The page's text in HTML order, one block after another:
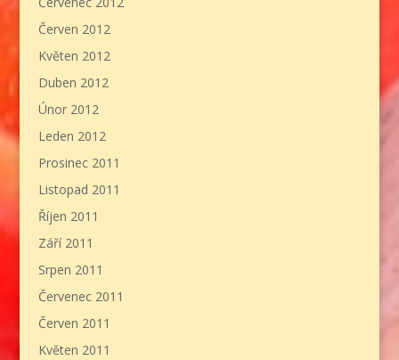
Červen 2012
Květen 2012
Duben 2012
Únor 2012
Leden 2012
Prosinec 2011
Listopad 2011
Říjen 2011
Září 2011
Srpen 2011
Červenec 2011
Červen 2011
Květen 2011